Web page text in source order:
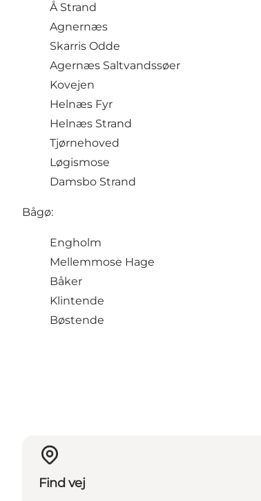
Å Strand
Agnernæs
Skarris Odde
Agernæs Saltvandssøer
Kovejen
Helnæs Fyr
Helnæs Strand
Tjørnehoved
Løgismose
Damsbo Strand
Bågø:
Engholm
Mellemmose Hage
Båker
Klintende
Bøstende
Find vej